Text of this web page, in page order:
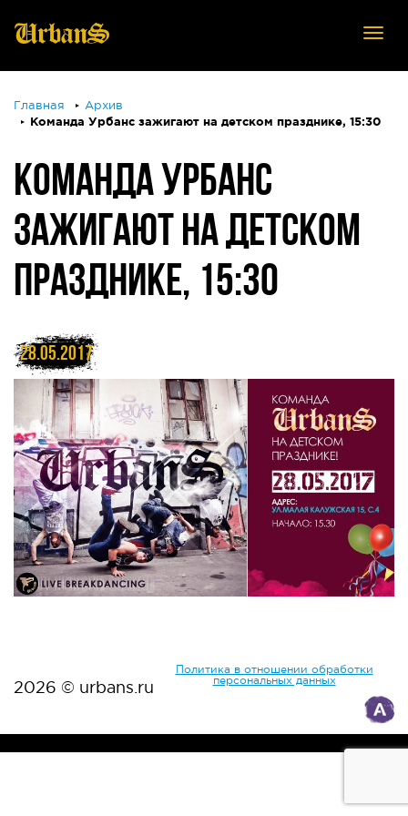
Главная
Архив
Команда Урбанс зажигают на детском празднике, 15:30
КОМАНДА УРБАНС
ЗАЖИГАЮТ НА ДЕТСКОМ
ПРАЗДНИКЕ, 15:30
28.05.2017
2026 © urbans.ru
Политика в отношении обработки
персональных данных